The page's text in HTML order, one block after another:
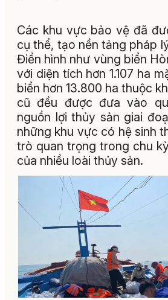
Các khu vực bảo vệ đã
cụ thể, tạo nền tảng pháp
Điển hình như vùng biển
với diện tích hơn 1.107 ha
biển hơn 13.800 ha thuộc
cũ đều được đưa vào
nguồn lợi thủy sản giai
những khu vực có hệ sinh
trò quan trọng trong chu
của nhiều loài thủy sản.